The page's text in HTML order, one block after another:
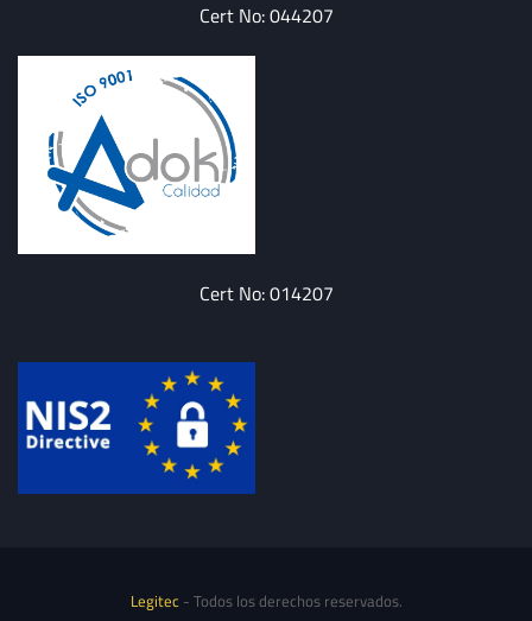
Cert No: 044207
Cert No: 014207
Legitec - Todos los derechos reservados.